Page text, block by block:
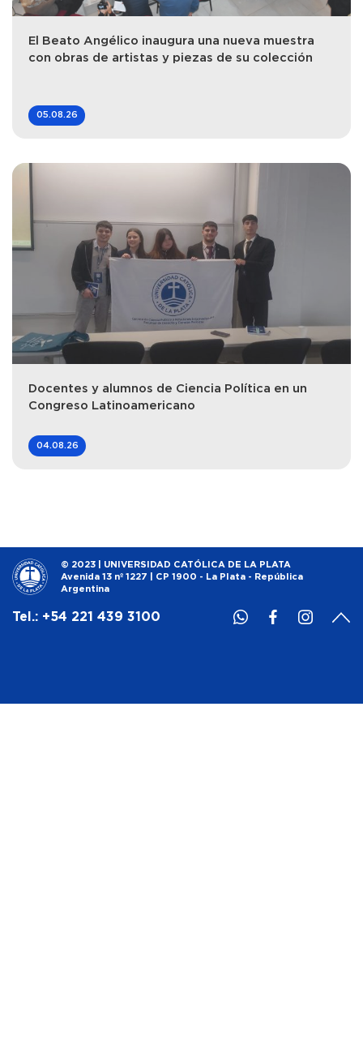
El Beato Angélico inaugura una nueva muestra
con obras de artistas y piezas de su colección
05.08.26
Docentes y alumnos de Ciencia Política en un
Congreso Latinoamericano
04.08.26
© 2023 | UNIVERSIDAD CATÓLICA DE LA PLATA
Avenida 13 nº 1227 | CP 1900 - La Plata - República
Argentina
Tel.: +54 221 439 3100